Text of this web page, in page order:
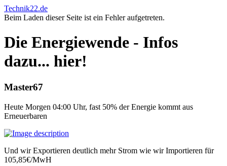
Technik22.de
Beim Laden dieser Seite ist ein Fehler aufgetreten.
Die Energiewende - Infos
dazu... hier!
Master67
Heute Morgen 04:00 Uhr, fast 50% der Energie kommt aus
Erneuerbaren
Und wir Exportieren deutlich mehr Strom wie wir Importieren für
105,85€/MwH